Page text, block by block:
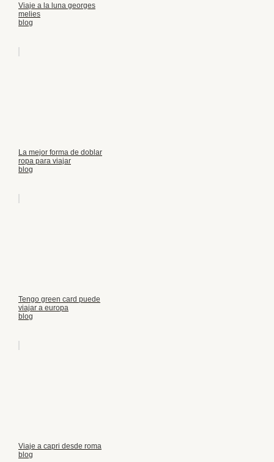
Viaje a la luna georges
melies
blog
La mejor forma de doblar
ropa para viajar
blog
Tengo green card puede
viajar a europa
blog
Viaje a capri desde roma
blog